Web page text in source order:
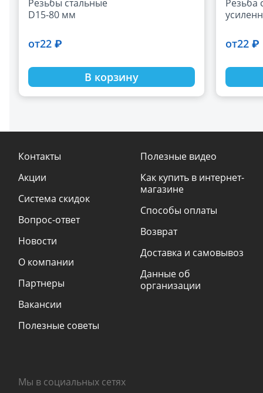
Резьбы стальные
D15-80 мм
от22 ₽
В корзину
Резьба
от22 ₽
Контакты
Акции
Система скидок
Вопрос-ответ
Новости
О компании
Партнеры
Вакансии
Полезные советы
Полезные видео
Как купить в интернет-
магазине
Способы оплаты
Возврат
Доставка и самовывоз
Данные об
организации
Мы в социальных сетях